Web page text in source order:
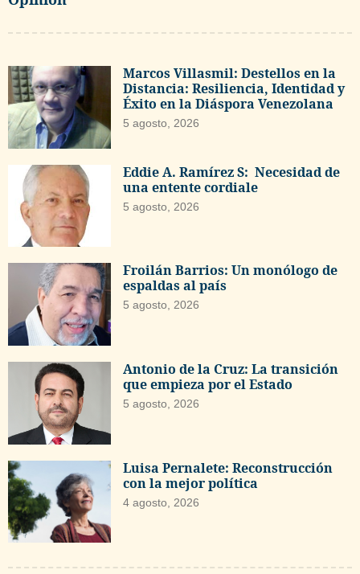
Marcos Villasmil: Destellos en la
Distancia: Resiliencia, Identidad y
Éxito en la Diáspora Venezolana
5 agosto, 2026
Eddie A. Ramírez S: Necesidad de
una entente cordiale
5 agosto, 2026
Froilán Barrios: Un monólogo de
espaldas al país
5 agosto, 2026
Antonio de la Cruz: La transición
que empieza por el Estado
5 agosto, 2026
Luisa Pernalete: Reconstrucción
con la mejor política
4 agosto, 2026